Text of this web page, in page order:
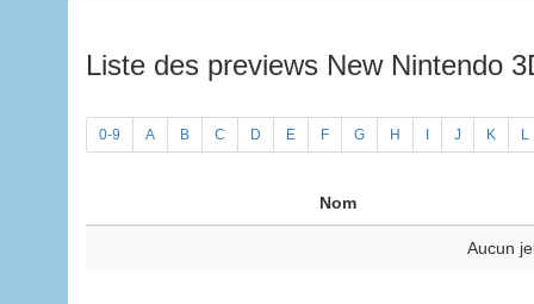
Liste des previews New Nintendo
0-9 A B C D E F G H J K L
Nom
Aucun